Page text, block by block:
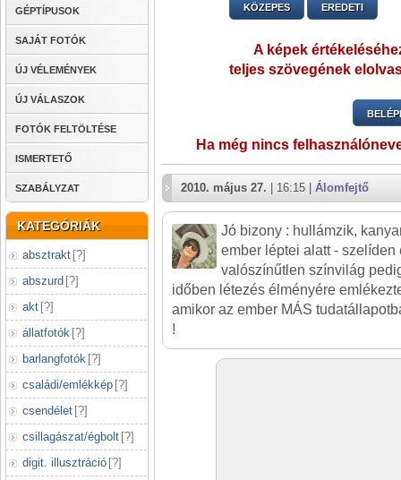
GÉPTÍPUSOK
SAJÁT FOTÓK
ÚJ VÉLEMÉNYEK
ÚJ VÁLASZOK
FOTÓK FELTÖLTÉSE
ISMERTETŐ
SZABÁLYZAT
KATEGÓRIÁK
absztrakt [?]
abszurd [?]
akt [?]
állatfotók [?]
barlangfotók [?]
családi/emlékkép [?]
csendélet [?]
csillagászat/égbolt [?]
digit. illusztráció [?]
KÖZEPES EREDETI
A képek
teljes szövegének
Ha még nincs
2010. május 27. | 16:15 | Álomfejtő
Jó bizony : hullámzik,
ember léptei alatt - szelíden
valószínűtlen színvilág
időben létezés élményére
amikor az ember MÁS
!